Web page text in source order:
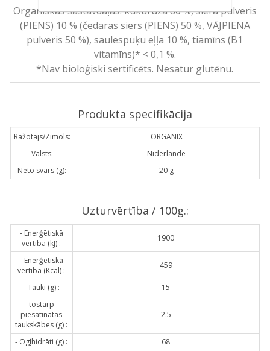
Organiskās sastāvdaļas: kukurūza 80 %, siera pulveris
(PIENS) 10 % (čedaras siers (PIENS) 50 %, VĀJPIENA
pulveris 50 %), saulespuķu eļļa 10 %, tiamīns (B1
vitamīns)* < 0,1 %.
*Nav bioloģiski sertificēts. Nesatur glutēnu.
Produkta specifikācija
Ražotājs/Zīmols:
ORGANIX
Valsts:
Nīderlande
Neto svars (g):
20 g
Uzturvērtība / 100g.:
- Enerģētiskā
vērtība (kJ) :
1900
- Enerģētiskā
vērtība (Kcal) :
459
- Tauki (g) :
15
tostarp
piesātinātās
taukskābes (g) :
2.5
- Ogļhidrāti (g) :
68